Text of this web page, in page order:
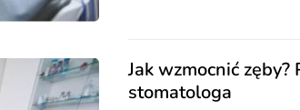
Jak wzmocnić zęby?
stomatologa